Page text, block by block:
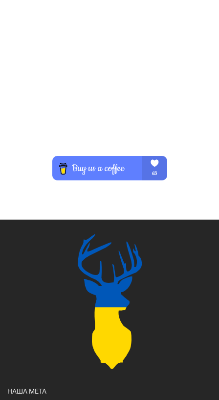
НАША МЕТА